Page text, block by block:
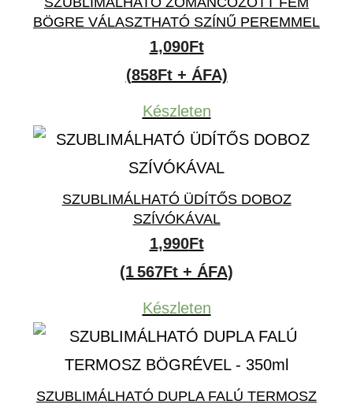
BÖGRE VÁLASZTHATÓ SZÍNŰ PEREMMEL
1,090Ft
(858Ft + ÁFA)
Készleten
SZUBLIMÁLHATÓ ÜDÍTŐS DOBOZ
SZÍVÓKÁVAL
1,990Ft
(1 567Ft + ÁFA)
Készleten
SZUBLIMÁLHATÓ DUPLA FALÚ TERMOSZ